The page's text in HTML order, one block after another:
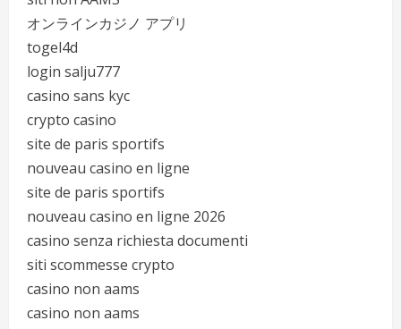
オンラインカジノ アプリ
togel4d
login salju777
casino sans kyc
crypto casino
site de paris sportifs
nouveau casino en ligne
site de paris sportifs
nouveau casino en ligne 2026
casino senza richiesta documenti
siti scommesse crypto
casino non aams
casino non aams